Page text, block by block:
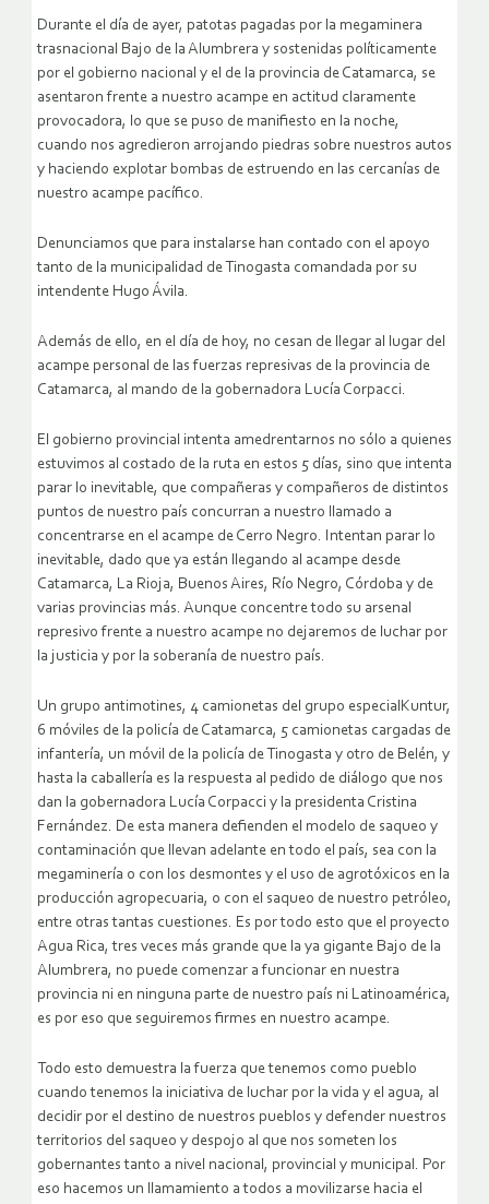
Durante el día de ayer, patotas pagadas por la megaminera
trasnacional Bajo de la Alumbrera y sostenidas políticamente
por el gobierno nacional y el de la provincia de Catamarca, se
asentaron frente a nuestro acampe en actitud claramente
provocadora, lo que se puso de manifiesto en la noche,
cuando nos agredieron arrojando piedras sobre nuestros autos
y haciendo explotar bombas de estruendo en las cercanías de
nuestro acampe pacífico.
Denunciamos que para instalarse han contado con el apoyo
tanto de la municipalidad de Tinogasta comandada por su
intendente Hugo Ávila.
Además de ello, en el día de hoy, no cesan de llegar al lugar del
acampe personal de las fuerzas represivas de la provincia de
Catamarca, al mando de la gobernadora Lucía Corpacci.
El gobierno provincial intenta amedrentarnos no sólo a quienes
estuvimos al costado de la ruta en estos 5 días, sino que intenta
parar lo inevitable, que compañeras y compañeros de distintos
puntos de nuestro país concurran a nuestro llamado a
concentrarse en el acampe de Cerro Negro. Intentan parar lo
inevitable, dado que ya están llegando al acampe desde
Catamarca, La Rioja, Buenos Aires, Río Negro, Córdoba y de
varias provincias más. Aunque concentre todo su arsenal
represivo frente a nuestro acampe no dejaremos de luchar por
la justicia y por la soberanía de nuestro país.
Un grupo antimotines, 4 camionetas del grupo especialKuntur,
6 móviles de la policía de Catamarca, 5 camionetas cargadas de
infantería, un móvil de la policía de Tinogasta y otro de Belén, y
hasta la caballería es la respuesta al pedido de diálogo que nos
dan la gobernadora Lucía Corpacci y la presidenta Cristina
Fernández. De esta manera defienden el modelo de saqueo y
contaminación que llevan adelante en todo el país, sea con la
megaminería o con los desmontes y el uso de agrotóxicos en la
producción agropecuaria, o con el saqueo de nuestro petróleo,
entre otras tantas cuestiones. Es por todo esto que el proyecto
Agua Rica, tres veces más grande que la ya gigante Bajo de la
Alumbrera, no puede comenzar a funcionar en nuestra
provincia ni en ninguna parte de nuestro país ni Latinoamérica,
es por eso que seguiremos firmes en nuestro acampe.
Todo esto demuestra la fuerza que tenemos como pueblo
cuando tenemos la iniciativa de luchar por la vida y el agua, al
decidir por el destino de nuestros pueblos y defender nuestros
territorios del saqueo y despojo al que nos someten los
gobernantes tanto a nivel nacional, provincial y municipal. Por
eso hacemos un llamamiento a todos a movilizarse hacia el